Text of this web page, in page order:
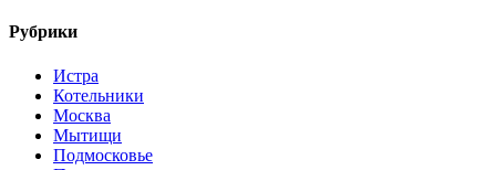
Рубрики
Истра
Котельники
Москва
Мытищи
Подмосковье